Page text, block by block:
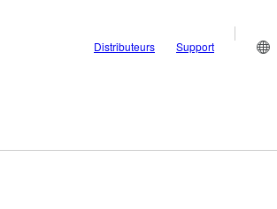
Distributeurs Support